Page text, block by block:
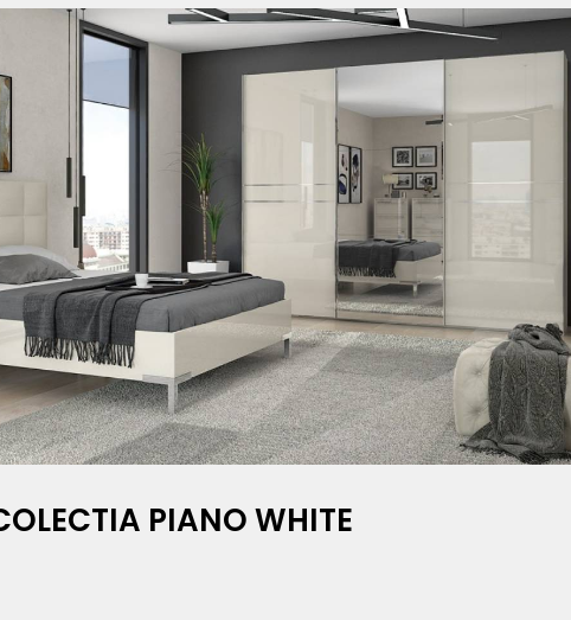
PIANO WHITE